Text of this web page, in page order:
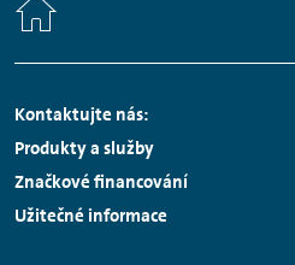
Footer
Navigation
Kontaktujte nás:
Links:
Produkty a služby
Links:
Značkové financování
Links:
Užitečné informace